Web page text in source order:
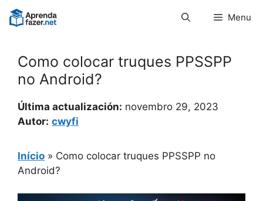
Pular
para
Menu
Como colocar truques PPSSPP
no Android?
Última actualización: novembro 29, 2023
Autor: cwyfi
Início » Como colocar truques PPSSPP no
Android?